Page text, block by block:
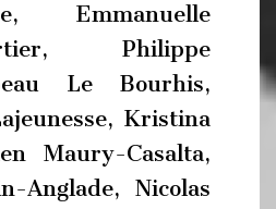
Emmanuelle
Philippe
Le Bourhis,
Kristina
Maury-Casalta,
Anglade, Nicolas